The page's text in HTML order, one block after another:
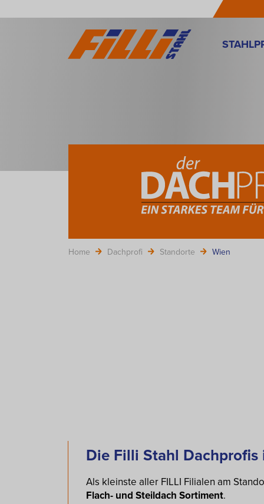
Home Dachprofi Standorte Wien
Die Filli Stahl Dachprofis
Als kleinste aller FILLI Filialen am
Flach- und Steildach Sortiment.